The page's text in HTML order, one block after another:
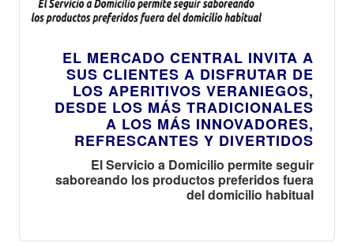
EL MERCADO CENTRAL INVITA A
SUS CLIENTES A DISFRUTAR DE
LOS APERITIVOS VERANIEGOS,
DESDE LOS MÁS TRADICIONALES
A LOS MÁS INNOVADORES,
REFRESCANTES Y DIVERTIDOS
El Servicio a Domicilio permite seguir
saboreando los productos preferidos fuera
del domicilio habitual